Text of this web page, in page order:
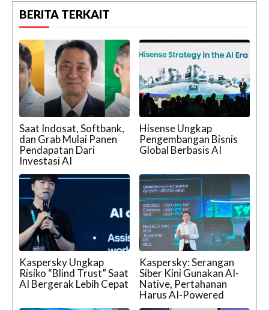
BERITA TERKAIT
Saat Indosat, Softbank,
dan Grab Mulai Panen
Pendapatan Dari
Investasi AI
Hisense Ungkap
Pengembangan Bisnis
Global Berbasis AI
Kaspersky Ungkap
Risiko “Blind Trust” Saat
AI Bergerak Lebih Cepat
Kaspersky: Serangan
Siber Kini Gunakan AI-
Native, Pertahanan
Harus AI-Powered